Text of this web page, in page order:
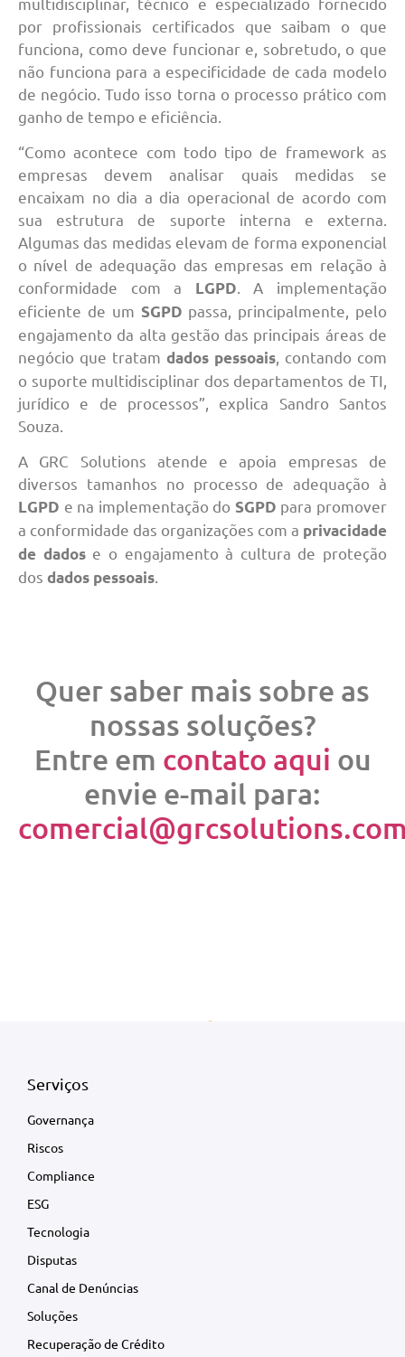
por profissionais certificados que saibam o que
funciona, como deve funcionar e, sobretudo, o que
não funciona para a especificidade de cada modelo
de negócio. Tudo isso torna o processo prático com
ganho de tempo e eficiência.
“Como acontece com todo tipo de framework as
empresas devem analisar quais medidas se
encaixam no dia a dia operacional de acordo com
sua estrutura de suporte interna e externa.
Algumas das medidas elevam de forma exponencial
o nível de adequação das empresas em relação à
conformidade com a LGPD . A implementação
eficiente de um SGPD passa, principalmente, pelo
engajamento da alta gestão das principais áreas de
negócio que tratam dados pessoais , contando com
o suporte multidisciplinar dos departamentos de TI,
jurídico e de processos”, explica Sandro Santos
Souza.
A GRC Solutions atende e apoia empresas de
diversos tamanhos no processo de adequação à
LGPD e na implementação do SGPD para promover
a conformidade das organizações com a privacidade
de dadose o engajamento à cultura de proteção
dos dados pessoais.
Quer saber mais sobre as
nossas soluções?
Entre em contato aqui ou
envie e-mail para:
Serviços
Governança
Riscos
Compliance
ESG
Tecnologia
Disputas
Canal de Denúncias
Soluções
Recuperação de Crédito